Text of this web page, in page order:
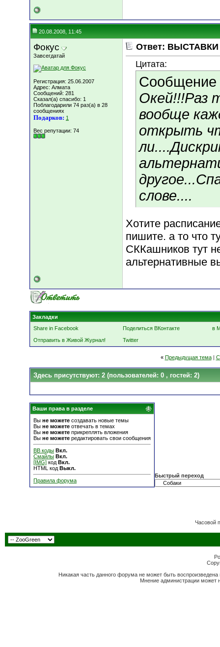
20.08.2008, 11:45
Фокус
Завсегдатай
Регистрация: 25.06.2007
Адрес: Алмата
Сообщений: 281
Сказал(а) спасибо: 1
Поблагодарили 74 раз(а) в 28
сообщениях
Подарков: 1
Вес репутации: 74
Ответ: ВЫСТАВКИ
Цитата:
Сообщение
Окей!!!Раз
вообще
открыть
слове....
Хотите
пишите. а то что
СККашников тут
альтернативные
Закладки
Share in Facebook
Поделиться ВКонтакте
в
Отправить в Живой Журнал!
Twitter
« Предыдущая тема|
Здесь присутствуют: 2 (пользователей: 0 , гостей: 2)
Ваши права в разделе
Вы не можете создавать новые темы
Вы не можете отвечать в темах
Вы не можете прикреплять вложения
Вы не можете редактировать свои сообщения
BB коды Вкл.
Смайлы Вкл.
[IMG] код Вкл.
HTML код Выкл.
Правила форума
Быстрый переход
Часовой
Никакая часть данного форума не может быть
Мнение администрации может